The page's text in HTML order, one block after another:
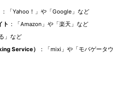
：「Yahoo！」や「Google」など
ト ：「Amazon」や「楽天」など
」など
Service）
：「mixi」や「モバゲータウ